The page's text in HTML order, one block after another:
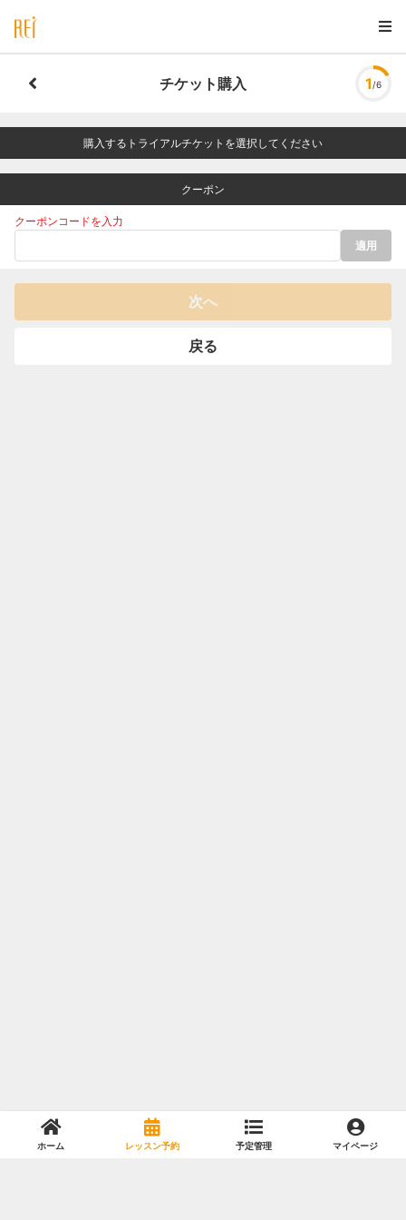
チケット購入 1 /6
購入するトライアルチケットを選択してください
クーポン
クーポンコードを入力
適用
次へ
戻る
ホーム レッスン予約 予定管理 マイページ